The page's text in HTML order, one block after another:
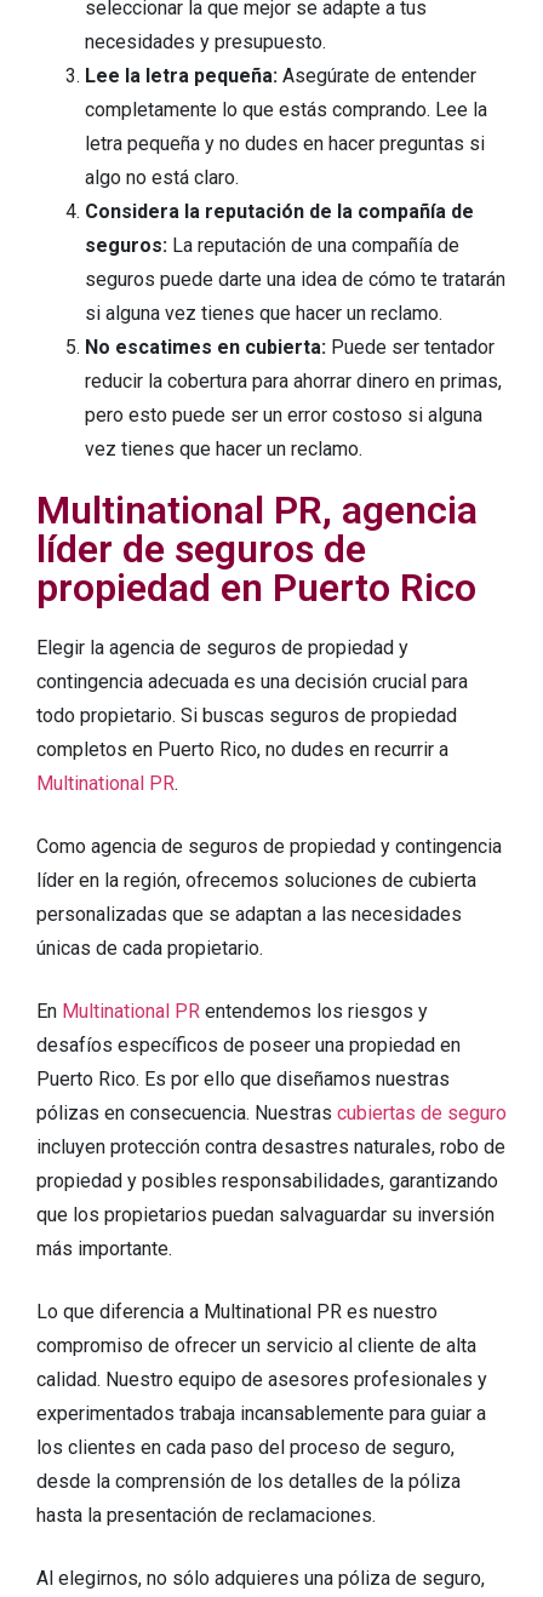
seleccionar la que mejor se adapte a tus
necesidades y presupuesto.
Lee la letra pequeña: Asegúrate de entender
completamente lo que estás comprando. Lee la
letra pequeña y no dudes en hacer preguntas si
algo no está claro.
Considera la reputación de la compañía de
seguros: La reputación de una compañía de
seguros puede darte una idea de cómo te tratarán
si alguna vez tienes que hacer un reclamo.
No escatimes en cubierta: Puede ser tentador
reducir la cobertura para ahorrar dinero en primas,
pero esto puede ser un error costoso si alguna
vez tienes que hacer un reclamo.
Multinational PR, agencia
líder de seguros de
propiedad en Puerto Rico
Elegir la agencia de seguros de propiedad y
contingencia adecuada es una decisión crucial para
todo propietario. Si buscas seguros de propiedad
completos en Puerto Rico, no dudes en recurrir a
Multinational PR.
Como agencia de seguros de propiedad y contingencia
líder en la región, ofrecemos soluciones de cubierta
personalizadas que se adaptan a las necesidades
únicas de cada propietario.
En Multinational PR entendemos los riesgos y
desafíos específicos de poseer una propiedad en
Puerto Rico. Es por ello que diseñamos nuestras
pólizas en consecuencia. Nuestras cubiertas de seguro
incluyen protección contra desastres naturales, robo de
propiedad y posibles responsabilidades, garantizando
que los propietarios puedan salvaguardar su inversión
más importante.
Lo que diferencia a Multinational PR es nuestro
compromiso de ofrecer un servicio al cliente de alta
calidad. Nuestro equipo de asesores profesionales y
experimentados trabaja incansablemente para guiar a
los clientes en cada paso del proceso de seguro,
desde la comprensión de los detalles de la póliza
hasta la presentación de reclamaciones.
Al elegirnos, no sólo adquieres una póliza de seguro,